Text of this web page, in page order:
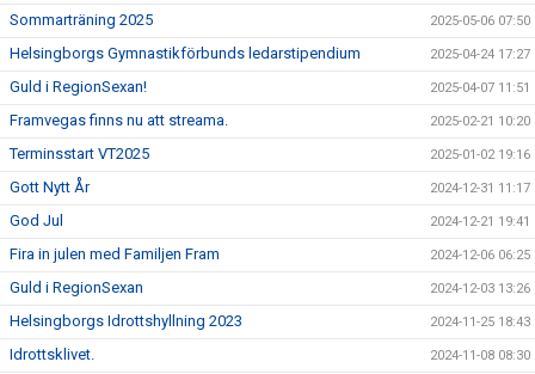
Sommarträning 2025 2025-05-06 07:50
Helsingborgs Gymnastikförbunds ledarstipendium 2025-04-24 17:27
Guld i RegionSexan! 2025-04-07 11:51
Framvegas finns nu att streama. 2025-02-21 10:20
Terminsstart VT2025 2025-01-02 19:16
Gott Nytt År 2024-12-31 11:17
God Jul 2024-12-21 19:41
Fira in julen med Familjen Fram 2024-12-06 06:25
Guld i RegionSexan 2024-12-03 13:26
Helsingborgs Idrottshyllning 2023 2024-11-25 18:43
Idrottsklivet. 2024-11-08 08:30